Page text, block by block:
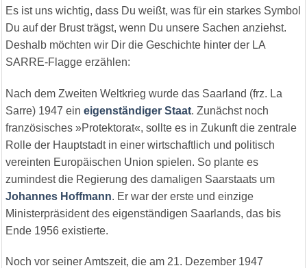
Es ist uns wichtig, dass Du weißt, was für ein starkes Symbol
Du auf der Brust trägst, wenn Du unsere Sachen anziehst.
Deshalb möchten wir Dir die Geschichte hinter der LA
SARRE-Flagge erzählen:
Nach dem Zweiten Weltkrieg wurde das Saarland (frz. La
Sarre) 1947 ein eigenständiger Staat. Zunächst noch
französisches »Protektorat«, sollte es in Zukunft die zentrale
Rolle der Hauptstadt in einer wirtschaftlich und politisch
vereinten Europäischen Union spielen. So plante es
zumindest die Regierung des damaligen Saarstaats um
Johannes Hoffmann. Er war der erste und einzige
Ministerpräsident des eigenständigen Saarlands, das bis
Ende 1956 existierte.
Noch vor seiner Amtszeit, die am 21. Dezember 1947